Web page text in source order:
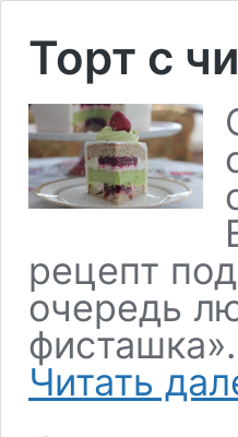
Торт с
рецепт
очередь
Читать